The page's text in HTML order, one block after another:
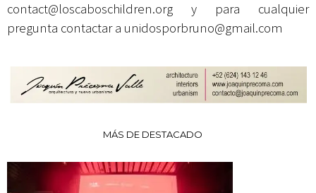
contact@loscaboschildren.org y para cualquier
pregunta contactar a unidosporbruno@gmail.com
MÁS DE DESTACADO